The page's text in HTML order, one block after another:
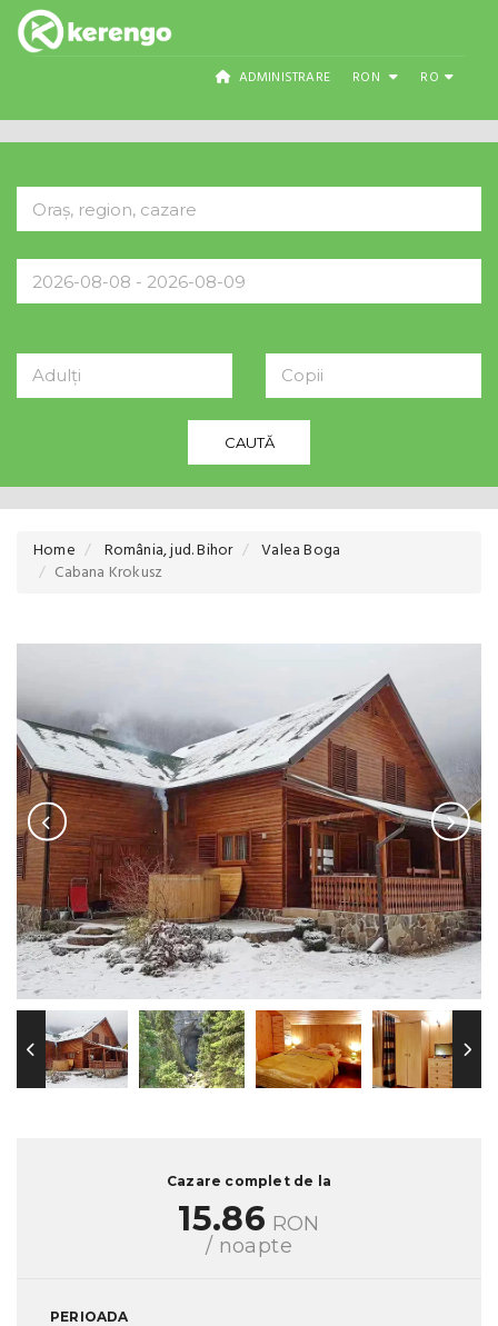
ADMINISTRARE RON RO
Adulți Copii
CAUTĂ
Home România, jud. Bihor
Valea Boga
Cabana Krokusz
Cazare complet de la
15.86 RON
/ noapte
PERIOADA